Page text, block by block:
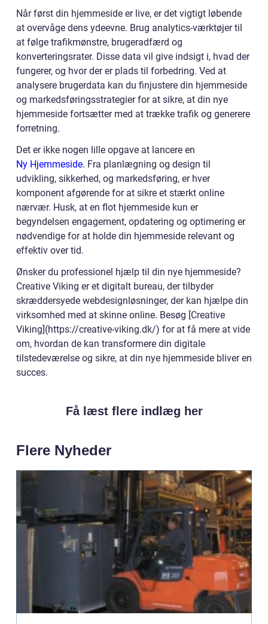
Når først din hjemmeside er live, er det vigtigt løbende
at overvåge dens ydeevne. Brug analytics-værktøjer til
at følge trafikmønstre, brugeradfærd og
konverteringsrater. Disse data vil give indsigt i, hvad der
fungerer, og hvor der er plads til forbedring. Ved at
analysere brugerdata kan du finjustere din hjemmeside
og markedsføringsstrategier for at sikre, at din nye
hjemmeside fortsætter med at trække trafik og generere
forretning.
Det er ikke nogen lille opgave at lancere en
Ny Hjemmeside. Fra planlægning og design til
udvikling, sikkerhed, og markedsføring, er hver
komponent afgørende for at sikre et stærkt online
nærvær. Husk, at en flot hjemmeside kun er
begyndelsen engagement, opdatering og optimering er
nødvendige for at holde din hjemmeside relevant og
effektiv over tid.
Ønsker du professionel hjælp til din nye hjemmeside?
Creative Viking er et digitalt bureau, der tilbyder
skræddersyede webdesignløsninger, der kan hjælpe din
virksomhed med at skinne online. Besøg [Creative
Viking](https://creative-viking.dk/) for at få mere at vide
om, hvordan de kan transformere din digitale
tilstedeværelse og sikre, at din nye hjemmeside bliver en
succes.
Få læst flere indlæg her
Flere Nyheder